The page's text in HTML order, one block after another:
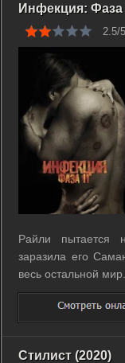
Инфекция: Фаза
2.5/
Райли пытается
заразила его
весь остальной
Стилист (2020)